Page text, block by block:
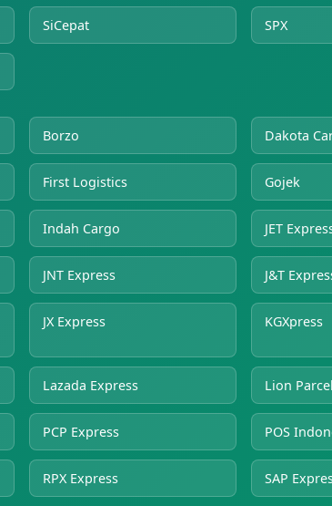
SiCepat SPX
Borzo Dakota
First Logistics Gojek
Indah Cargo JET
JNT Express J&T
JX Express KGXpress
Lazada Express Lion Parcel
PCP Express POS
RPX Express SAP